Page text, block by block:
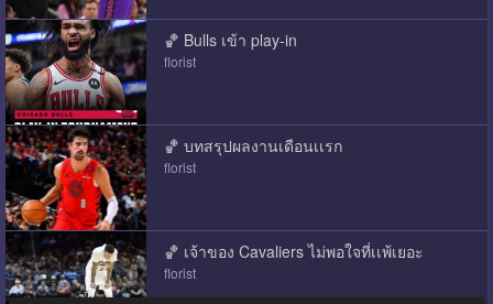
🏀 Bulls เข้า play-in
florist
🏀 บทสรุปผลงานเดือนเเรก
florist
🏀 เจ้าของ Cavaliers ไม่พอใจที่เเพ้เยอะ
florist